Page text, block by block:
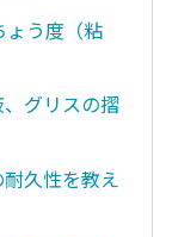
ょう度（粘
グリスの摺
久性を教え